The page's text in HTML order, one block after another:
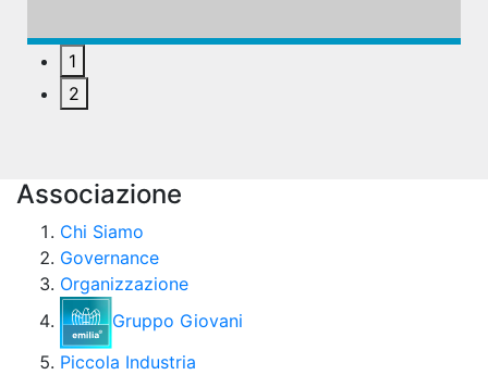
1
2
Associazione
Chi Siamo
Governance
Organizzazione
Gruppo Giovani
Piccola Industria